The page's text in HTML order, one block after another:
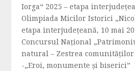
Iorga“ 2025 – etapa
Olimpiada Micilor Istorici
etapa interjudețeană, 10 mai
Concursul Național
natural – Zestrea comunităților
-„Eroi, monumente și biserici”